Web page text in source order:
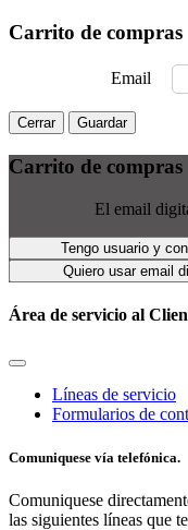
Carrito de compras
Email
Cerrar Guardar
Carrito de compras
El email
Tengo usuario y
Quiero usar email
Área de servicio al
Líneas de servicio
Formularios de
Comuniquese vía telefónica.
Comuniquese
las siguientes líneas que